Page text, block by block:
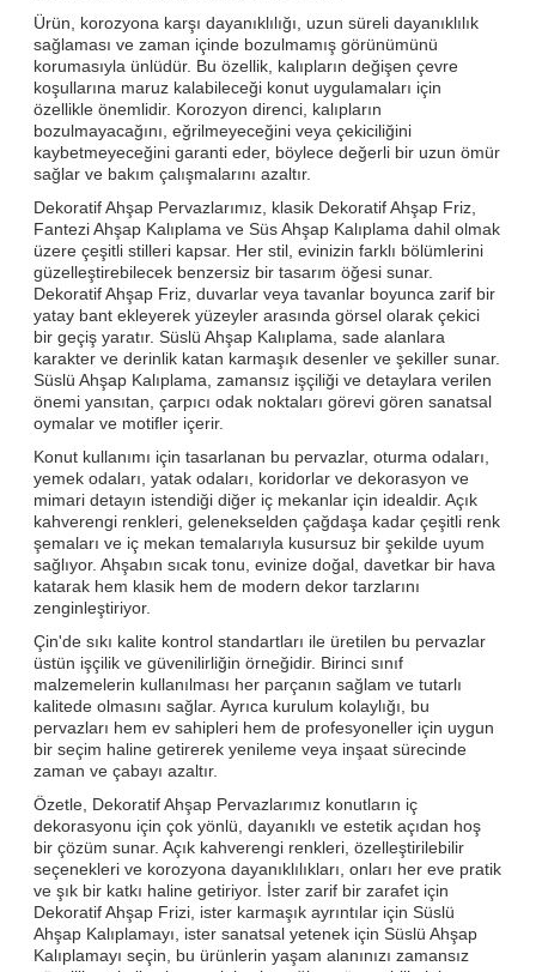
Ürün, korozyona karşı dayanıklılığı, uzun süreli dayanıklılık
sağlaması ve zaman içinde bozulmamış görünümünü
korumasıyla ünlüdür. Bu özellik, kalıpların değişen çevre
koşullarına maruz kalabileceği konut uygulamaları için
özellikle önemlidir. Korozyon direnci, kalıpların
bozulmayacağını, eğrilmeyeceğini veya çekiciliğini
kaybetmeyeceğini garanti eder, böylece değerli bir uzun ömür
sağlar ve bakım çalışmalarını azaltır.
Dekoratif Ahşap Pervazlarımız, klasik Dekoratif Ahşap Friz,
Fantezi Ahşap Kalıplama ve Süs Ahşap Kalıplama dahil olmak
üzere çeşitli stilleri kapsar. Her stil, evinizin farklı bölümlerini
güzelleştirebilecek benzersiz bir tasarım öğesi sunar.
Dekoratif Ahşap Friz, duvarlar veya tavanlar boyunca zarif bir
yatay bant ekleyerek yüzeyler arasında görsel olarak çekici
bir geçiş yaratır. Süslü Ahşap Kalıplama, sade alanlara
karakter ve derinlik katan karmaşık desenler ve şekiller sunar.
Süslü Ahşap Kalıplama, zamansız işçiliği ve detaylara verilen
önemi yansıtan, çarpıcı odak noktaları görevi gören sanatsal
oymalar ve motifler içerir.
Konut kullanımı için tasarlanan bu pervazlar, oturma odaları,
yemek odaları, yatak odaları, koridorlar ve dekorasyon ve
mimari detayın istendiği diğer iç mekanlar için idealdir. Açık
kahverengi renkleri, gelenekselden çağdaşa kadar çeşitli renk
şemaları ve iç mekan temalarıyla kusursuz bir şekilde uyum
sağlıyor. Ahşabın sıcak tonu, evinize doğal, davetkar bir hava
katarak hem klasik hem de modern dekor tarzlarını
zenginleştiriyor.
Çin'de sıkı kalite kontrol standartları ile üretilen bu pervazlar
üstün işçilik ve güvenilirliğin örneğidir. Birinci sınıf
malzemelerin kullanılması her parçanın sağlam ve tutarlı
kalitede olmasını sağlar. Ayrıca kurulum kolaylığı, bu
pervazları hem ev sahipleri hem de profesyoneller için uygun
bir seçim haline getirerek yenileme veya inşaat sürecinde
zaman ve çabayı azaltır.
Özetle, Dekoratif Ahşap Pervazlarımız konutların iç
dekorasyonu için çok yönlü, dayanıklı ve estetik açıdan hoş
bir çözüm sunar. Açık kahverengi renkleri, özelleştirilebilir
seçenekleri ve korozyona dayanıklılıkları, onları her eve pratik
ve şık bir katkı haline getiriyor. İster zarif bir zarafet için
Dekoratif Ahşap Frizi, ister karmaşık ayrıntılar için Süslü
Ahşap Kalıplamayı, ister sanatsal yetenek için Süslü Ahşap
Kalıplamayı seçin, bu ürünlerin yaşam alanınızı zamansız